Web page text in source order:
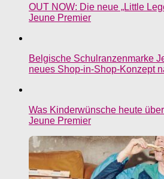
OUT NOW: Die neue „Little
Jeune Premier
Belgische Schulranzenmarke
neues Shop-in-Shop-Konzept
Was Kinderwünsche heute
Jeune Premier